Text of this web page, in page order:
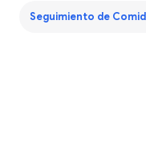
Seguimiento de